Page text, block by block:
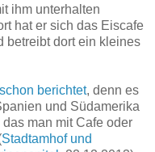
ihm unterhalten
hat er sich das Eiscafe
betreibt dort ein kleines
berichtet, denn es
und Südamerika
man mit Cafe oder
Stadtamhof und